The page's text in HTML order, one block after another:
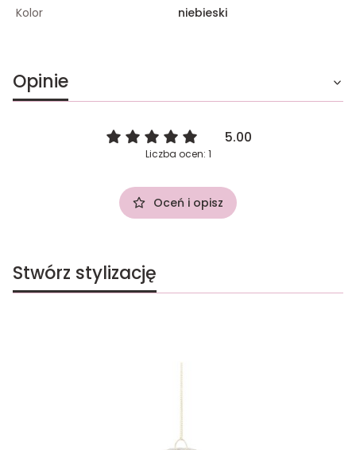
Kolor niebieski
Opinie
5.00
Liczba ocen: 1
Oceń i opisz
Stwórz stylizację